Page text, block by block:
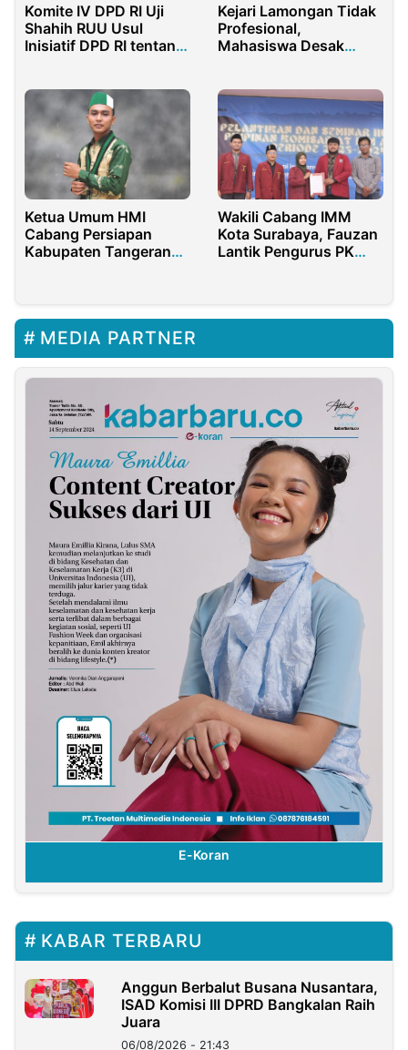
Komite IV DPD RI Uji
Shahih RUU Usul
Inisiatif DPD RI tentang
Kejari Lamongan Tidak
Profesional,
Mahasiswa Desak
Ketua Umum HMI
Cabang Persiapan
Kabupaten Tangerang
Wakili Cabang IMM
Kota Surabaya, Fauzan
Lantik Pengurus PK
MEDIA PARTNER
E-Koran
KABAR TERBARU
Anggun Berbalut Busana Nusantara,
ISAD Komisi III DPRD Bangkalan Raih
Juara
06/08/2026 - 21:43